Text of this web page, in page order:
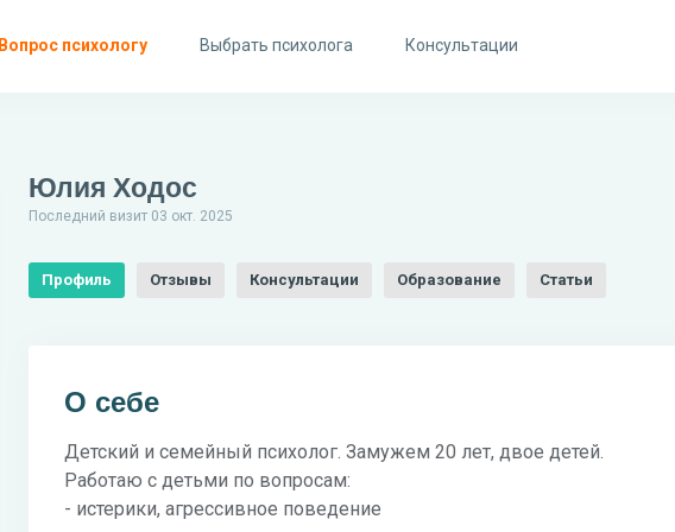
Вопрос психологу Выбрать психолога Консультации
Юлия Ходос
Последний визит 03 окт. 2025
Профиль Отзывы Консультации Образование Статьи
О себе
Детский и семейный психолог. Замужем 20 лет, двое детей.
Работаю с детьми по вопросам:
- истерики, агрессивное поведение